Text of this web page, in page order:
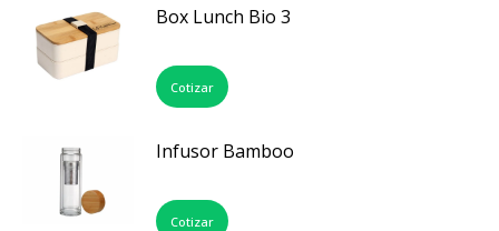
Box Lunch Bio 3
Cotizar
Infusor Bamboo
Cotizar